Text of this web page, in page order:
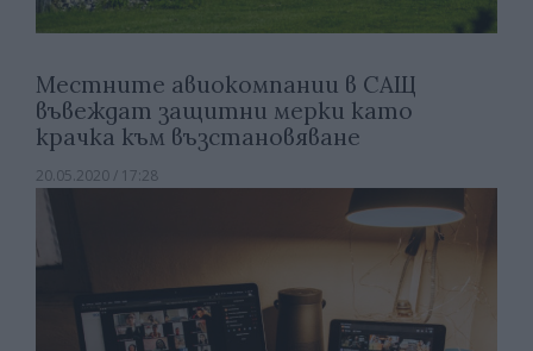
Местните авиокомпании в САЩ
въвеждат защитни мерки като
крачка към възстановяване
20.05.2020 / 17:28